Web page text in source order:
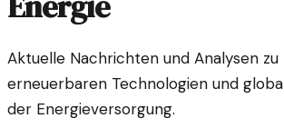
Aktuelle Nachrichten und Analysen zu
erneuerbaren Technologien und
der Energieversorgung.